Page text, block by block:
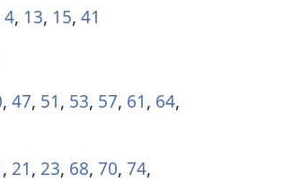
4, 13, 15, 41
, 47, 51, 53, 57, 61, 64,
, 21, 23, 68, 70, 74,